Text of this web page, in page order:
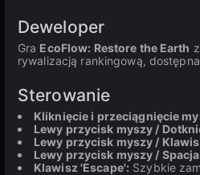
Deweloper
Gra EcoFlow: Restore the Earth
rywalizacją rankingową,
Sterowanie
Kliknięcie i przeciągnięcie
Lewy przycisk myszy /
Lewy przycisk myszy /
Lewy przycisk myszy /
Klawisz 'Escape': Szybkie